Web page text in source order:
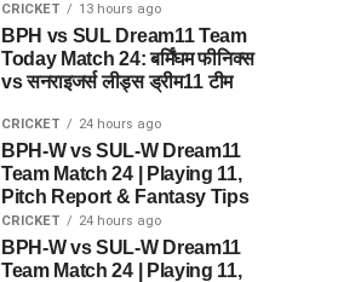
CRICKET 13 hours ago
BPH vs SUL Dream11 Team
Today Match 24: बर्मिंघम फीनिक्स
vs सनराइजर्स लीड्स ड्रीम11 टीम
CRICKET 24 hours ago
BPH-W vs SUL-W Dream11
Team Match 24 | Playing 11,
Pitch Report & Fantasy Tips
CRICKET 24 hours ago
BPH-W vs SUL-W Dream11
Team Match 24 | Playing 11,